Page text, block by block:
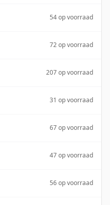
54 op voorraad
72 op voorraad
207 op voorraad
31 op voorraad
67 op voorraad
47 op voorraad
56 op voorraad